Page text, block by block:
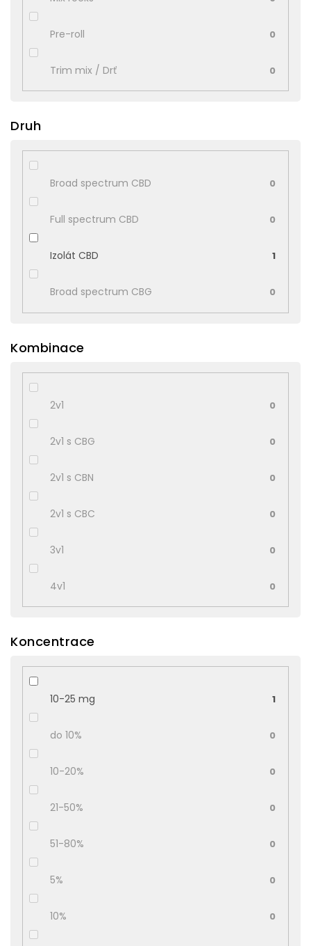
Pre-roll 0
Trim mix / Drť 0
Druh
Broad spectrum CBD 0
Full spectrum CBD 0
Izolát CBD 1
Broad spectrum CBG 0
Kombinace
2v1 0
2v1 s CBG 0
2v1 s CBN 0
2v1 s CBC 0
3v1 0
4v1 0
Koncentrace
10-25 mg 1
do 10% 0
10-20% 0
21-50% 0
51-80% 0
5% 0
10% 0